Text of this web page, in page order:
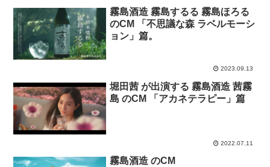
霧島酒造 霧島するる 霧島ほろる
のCM 「不思議な森 ラベルモーシ
ョン」篇。
2023.09.13
堀田茜 が出演する 霧島酒造 茜霧
島 のCM 「アカネテラピー」篇
2022.07.11
霧島酒造 のCM